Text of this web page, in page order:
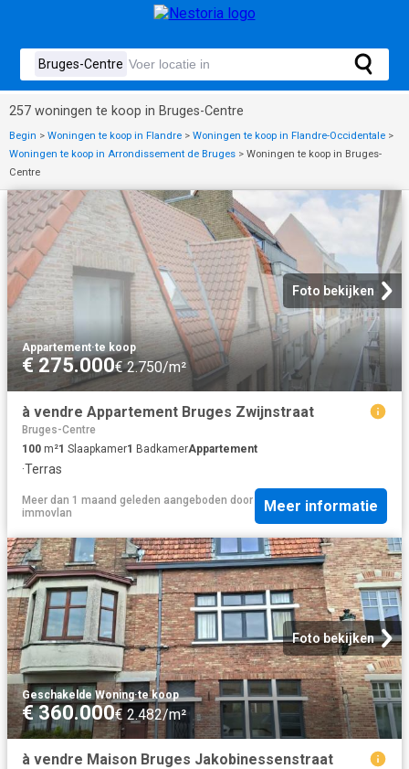
257 woningen te koop in Bruges-Centre
Begin > Woningen te koop in Flandre > Woningen te koop in Flandre-Occidentale >
Woningen te koop in Arrondissement de Bruges > Woningen te koop in Bruges-
Centre
Foto bekijken
Appartement·te koop
€ 275.000€ 2.750/m²
à vendre Appartement Bruges Zwijnstraat
Bruges-Centre
100 m²1 Slaapkamer1 BadkamerAppartement
·Terras
Meer dan 1 maand geleden aangeboden door
immovlan
Meer informatie
Foto bekijken
Geschakelde Woning·te koop
€ 360.000€ 2.482/m²
à vendre Maison Bruges Jakobinessenstraat